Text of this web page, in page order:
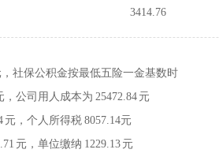
3414.76
社保公积金按最低五险一金基数时
，公司用人成本为 25472.84元
元，个人所得税 8057.14元
元，单位缴纳 1229.13元